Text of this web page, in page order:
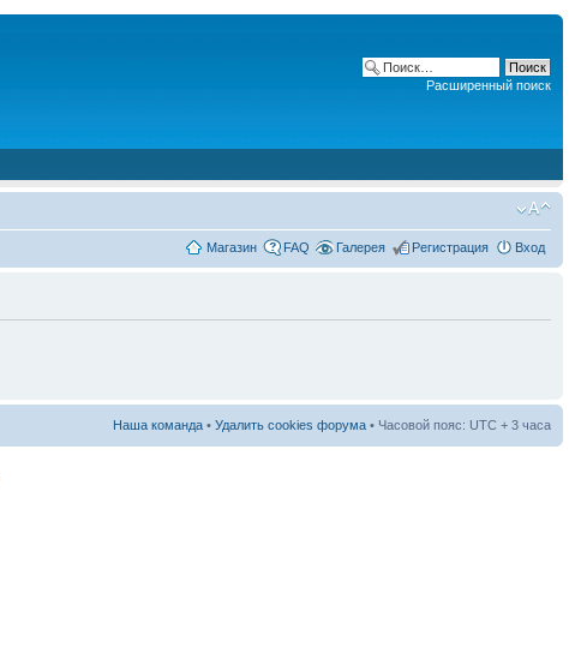
Расширенный поиск
Магазин FAQ Галерея Регистрация Вход
Наша команда • Удалить cookies форума • Часовой пояс: UTC + 3 часа